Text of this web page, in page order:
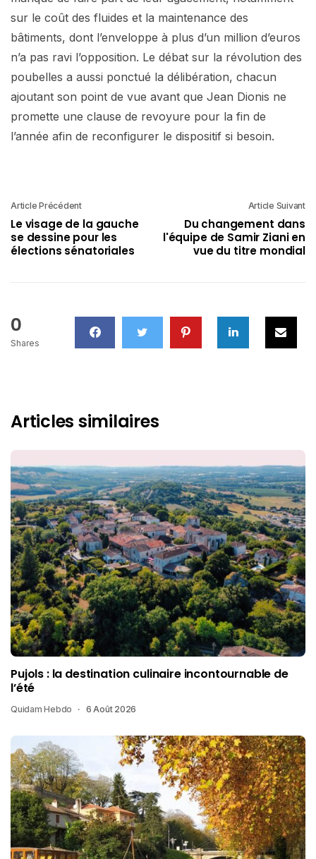
sur le coût des fluides et la maintenance des
bâtiments, dont l’enveloppe à plus d’un million d’euros
n’a pas ravi l’opposition. Le débat sur la révolution des
poubelles a aussi ponctué la délibération, chacun
ajoutant son point de vue avant que Jean Dionis ne
promette une clause de revoyure pour la fin de
l’année afin de reconfigurer le dispositif si besoin.
Article Précédent
Le visage de la gauche
se dessine pour les
élections sénatoriales
Article Suivant
Du changement dans
l'équipe de Samir Ziani en
vue du titre mondial
0
Shares
Articles similaires
Pujols : la destination culinaire incontournable de
l’été
Quidam Hebdo 6 Août 2026